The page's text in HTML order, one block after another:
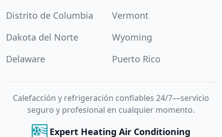
Distrito de Columbia
Vermont
Dakota del Norte
Wyoming
Delaware
Puerto Rico
Calefacción y refrigeración confiables 24/7—servicio
seguro y profesional en cualquier momento.
Expert Heating Air Conditioning